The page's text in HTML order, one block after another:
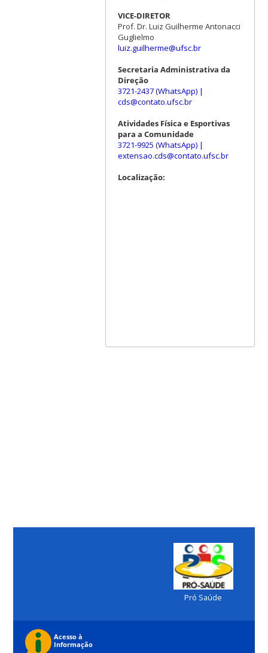
VICE-DIRETOR
Prof. Dr. Luiz Guilherme Antonacci
Guglielmo
luiz.guilherme@ufsc.br
Secretaria Administrativa da
Direção
3721-2437 (WhatsApp) |
cds@contato.ufsc.br
Atividades Física e Esportivas
para a Comunidade
3721-9925 (WhatsApp) |
extensao.cds@contato.ufsc.br
Localização:
Pró Saúde